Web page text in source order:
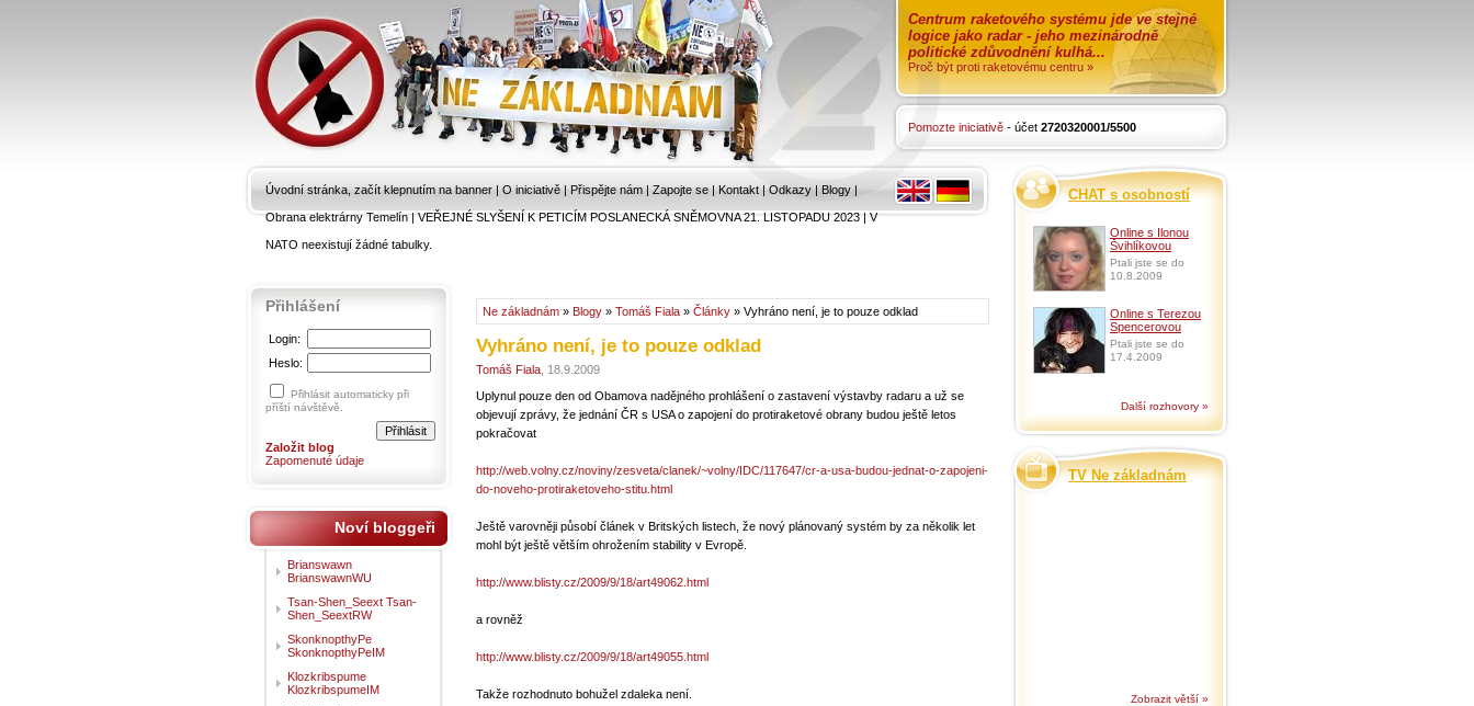
Centrum raketového systému jde ve stejné
logice jako radar - jeho mezinárodně
politické zdůvodnění kulhá...
Proč být proti raketovému centru »
Pomozte iniciativě - účet 2720320001/5500
Úvodní stránka, začít klepnutím na banner | O iniciativě | Přispějte nám | Zapojte se | Kontakt | Odkazy | Blogy |
Obrana elektrárny Temelín|VEŘEJNÉ SLYŠENÍ K PETICÍM POSLANECKÁ SNĚMOVNA 21. LISTOPADU 2023|V
NATO neexistují žádné tabulky.
Ne základnám » Blogy » Tomáš Fiala » Články » Vyhráno není, je to pouze odklad
Vyhráno není, je to pouze odklad
Tomáš Fiala , 18.9.2009
Uplynul pouze den od Obamova nadějného prohlášení o zastavení výstavby radaru a už se
objevují zprávy, že jednání ČR s USA o zapojení do protiraketové obrany budou ještě letos
pokračovat
http://web.volny.cz/noviny/zesveta/clanek/~volny/IDC/117647/cr-a-usa-budou-jednat-o-zapojeni-
do-noveho-protiraketoveho-stitu.html
Ještě varovněji působí článek v Britských listech, že nový plánovaný systém by za několik let
mohl být ještě větším ohrožením stability v Evropě.
http://www.blisty.cz/2009/9/18/art49062.html
a rovněž
http://www.blisty.cz/2009/9/18/art49055.html
Takže rozhodnuto bohužel zdaleka není.
Přihlášení
Login:
Heslo:
Přihlásit automaticky při
příští návštěvě.
Založit blog
Zapomenuté údaje
Noví bloggeři
Brianswawn
BrianswawnWU
Tsan-Shen_Seext Tsan-
Shen_SeextRW
SkonknopthyPe
SkonknopthyPeIM
Klozkribspume
KlozkribspumeIM
CHAT s osobností
Online s Ilonou
Švihlíkovou
Ptali jste se do
10.8.2009
Online s Terezou
Spencerovou
Ptali jste se do
17.4.2009
Další rozhovory »
TV Ne základnám
Zobrazit větší »